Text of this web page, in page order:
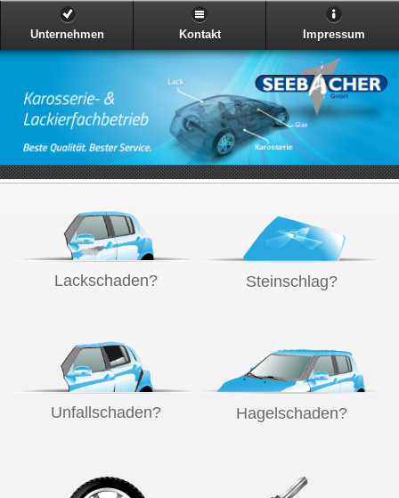
Unternehmen Kontakt Impressum
Lackschaden? Steinschlag?
Unfallschaden? Hagelschaden?